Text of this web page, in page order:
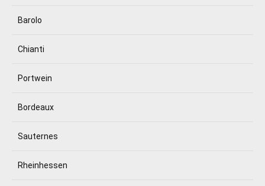
Barolo
Chianti
Portwein
Bordeaux
Sauternes
Rheinhessen